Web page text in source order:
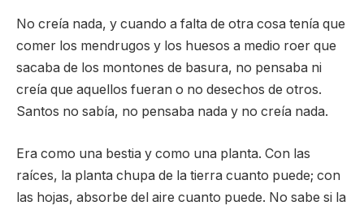
No creía nada, y cuando a falta de otra cosa tenía que
comer los mendrugos y los huesos a medio roer que
sacaba de los montones de basura, no pensaba ni
creía que aquellos fueran o no desechos de otros.
Santos no sabía, no pensaba nada y no creía nada.
Era como una bestia y como una planta. Con las
raíces, la planta chupa de la tierra cuanto puede; con
las hojas, absorbe del aire cuanto puede. No sabe si la